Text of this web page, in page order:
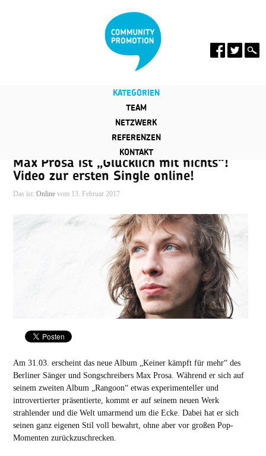
KATEGORIEN
TEAM
NETZWERK
REFERENZEN
KONTAKT
Max Prosa ist „Glücklich mit nichts“!
Video zur ersten Single online!
Das ist: Onlinevom 13. Februar 2017
Am 31.03. erscheint das neue Album „Keiner kämpft für mehr“ des
Berliner Sänger und Songschreibers Max Prosa. Während er sich auf
seinem zweiten Album „Rangoon“ etwas experimenteller und
introvertierter präsentierte, kommt er auf seinem neuen Werk
strahlender und die Welt umarmend um die Ecke. Dabei hat er sich
seinen ganz eigenen Stil voll bewahrt, ohne aber vor großen Pop-
Momenten zurückzuschrecken.